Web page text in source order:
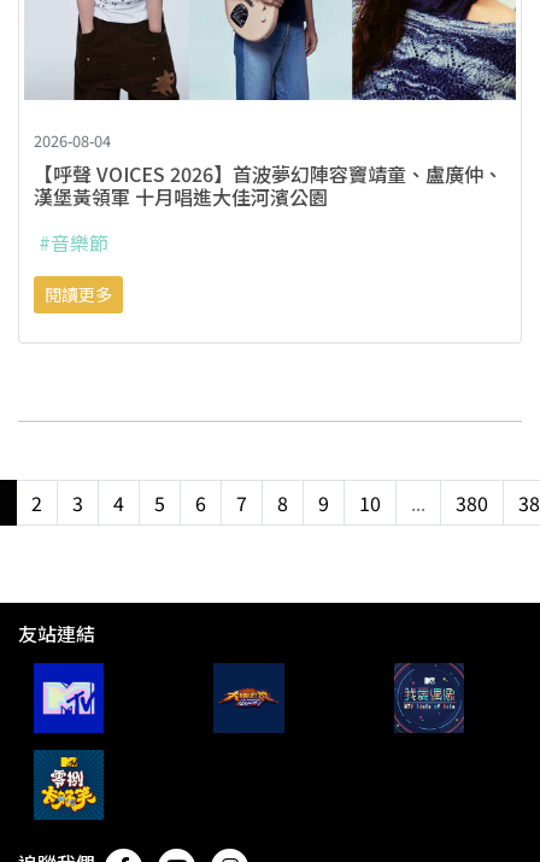
2026-08-04
【呼聲 VOICES 2026】首波夢幻陣容竇靖童、盧廣仲、
漢堡黃領軍 十月唱進大佳河濱公園
#音樂節
閱讀更多
2 3 4 5 6 7 8 9 10 ... 380
友站連結